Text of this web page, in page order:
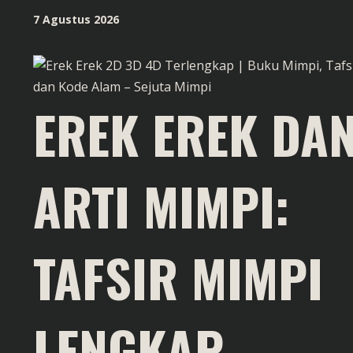
content
7 Agustus 2026
EREK EREK
ARTI MIMPI:
TAFSIR MIMPI